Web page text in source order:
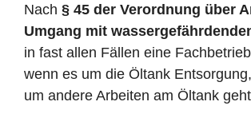
Nach § 45 der Verordnung über
Umgang mit
in fast allen Fällen eine
wenn es um die Öltank
um andere Arbeiten am Öltank